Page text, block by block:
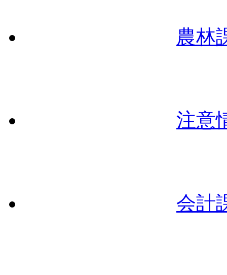
農林
注意
会計